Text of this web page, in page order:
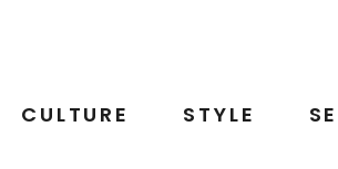
CULTURE STYLE